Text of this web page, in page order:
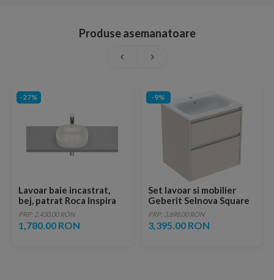
Produse asemanatoare
-27%
Lavoar baie incastrat,
bej, patrat Roca Inspira
Soft 37x37 cm
PRP: 2,430.00 RON
1,780.00 RON
-9%
Set lavoar si mobilier
Geberit Selnova Square
cu doua sertare,
60x48x62 cm, gri nisip
mat
PRP: 3,698.00 RON
3,395.00 RON